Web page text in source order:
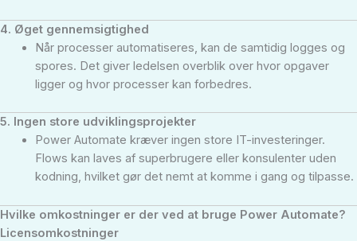
4. Øget gennemsigtighed
Når processer automatiseres, kan de samtidig logges og
spores. Det giver ledelsen overblik over hvor opgaver
ligger og hvor processer kan forbedres.
5. Ingen store udviklingsprojekter
Power Automate kræver ingen store IT-investeringer.
Flows kan laves af superbrugere eller konsulenter uden
kodning, hvilket gør det nemt at komme i gang og tilpasse.
Hvilke omkostninger er der ved at bruge Power Automate?
Licensomkostninger